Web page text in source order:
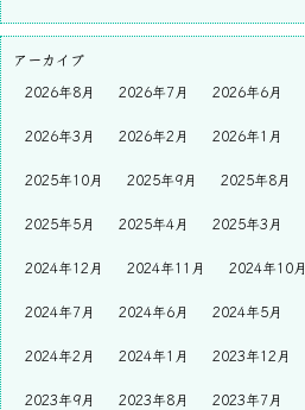
アーカイブ
2026年8月
2026年7月 2026年6月
2026年3月 2026年2月 2026年1月
2025年10月 2025年9月 2025年8月
2025年5月 2025年4月 2025年3月
2024年12月 2024年11月 2024年10月
2024年7月 2024年6月 2024年5月
2024年2月 2024年1月 2023年12月
2023年9月 2023年8月 2023年7月